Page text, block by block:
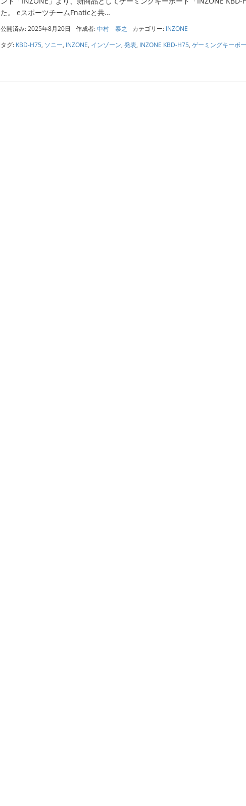
た。 eスポーツチームFnaticと共…
公開済み: 2025年8月20日 作成者:中村 泰之 カテゴリー: INZONE
タグ: KBD-H75, ソニー, INZONE, インゾーン, 発表, INZONE KBD-H75, ゲーミングキーボ